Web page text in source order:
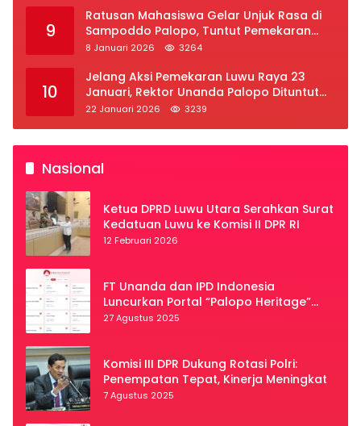
9
Ratusan Mahasiswa Gelar Unjuk Rasa di
Sampoddo Palopo, Tuntut Pemekaran
Provinsi Luwu Raya
8 Januari 2026 3264
10
Jelang Aksi Pemekaran Luwu Raya 23
Januari, Rektor Unanda Palopo Dituntut
Liburkan Mahasiswa
22 Januari 2026 3239
Nasional
Ketua DPRD Luwu Utara Serahkan Surat
Kedatuan Luwu ke Komisi II DPR RI
12 Februari 2026
FT Unanda dan IPD Indonesia
Luncurkan Portal “Palopo Heritage”
Secara Virtual
27 Agustus 2025
Komisi III DPR Dukung Rotasi Polri:
Penempatan Tepat, Kinerja Meningkat
7 Agustus 2025